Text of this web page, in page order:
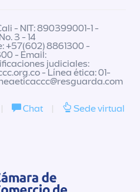
- NIT: 890399001-1 -
3 - 14
+57(602) 8861300 -
- Email:
judiciales:
- Línea ética: 01-
| Chat | Sede virtual